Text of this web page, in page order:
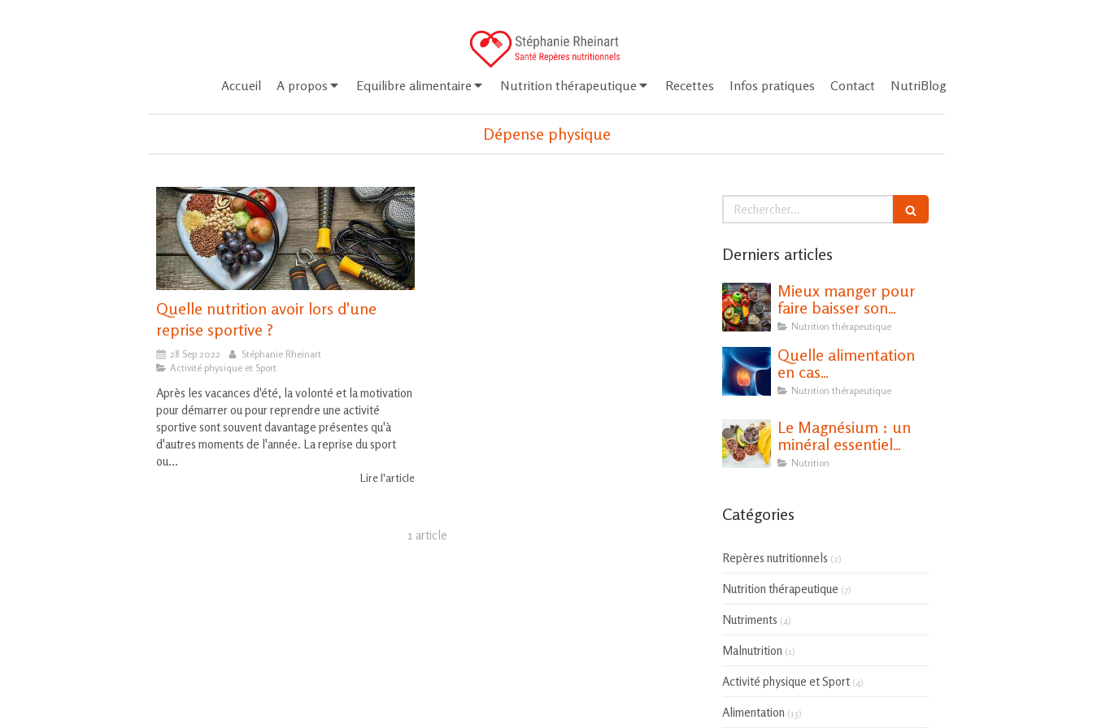
Accueil A propos Equilibre alimentaire Nutrition thérapeutique Recettes Infos pratiques Contact NutriBlog
Dépense physique
Quelle nutrition avoir lors d'une
reprise sportive ?
28 Sep 2022
Stéphanie Rheinart
Activité physique et Sport
Après les vacances d'été, la volonté et la motivation
pour démarrer ou pour reprendre une activité
sportive sont souvent davantage présentes qu'à
d'autres moments de l'année. La reprise du sport
ou...
Lire l'article
1 article
Rechercher
Derniers articles
Mieux manger pour
faire baisser son
cholestérol
Nutrition thérapeutique
Quelle alimentation
en cas
d'hypothyroïdie ?
Nutrition thérapeutique
Le Magnésium : un
minéral essentiel
pour notre santé
Nutrition
Catégories
Repères nutritionnels (2)
Nutrition thérapeutique (7)
Nutriments (4)
Malnutrition (1)
Activité physique et Sport (4)
Alimentation (13)